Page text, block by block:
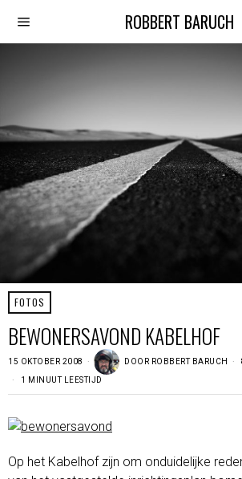
ROBBERT BARUCH
FOTOS
BEWONERSAVOND KABELHOF
15 OKTOBER 2008 DOOR ROBBERT BARUCH
1 MINUUT LEESTIJD
Op het Kabelhof zijn om onduidelijke